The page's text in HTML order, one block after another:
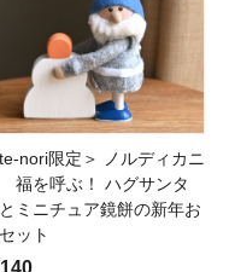
nori限定＞ ノルディカニ
福を呼ぶ！ ハグサンタ
ミニチュア鏡餅の新年お
ット